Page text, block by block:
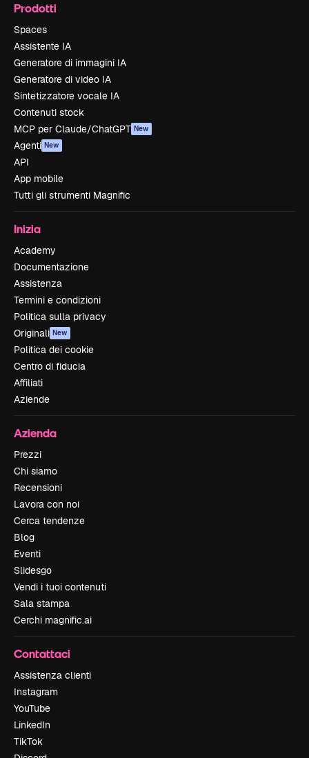
Prodotti
Spaces
Assistente IA
Generatore di immagini IA
Generatore di video IA
Sintetizzatore vocale IA
Contenuti stock
MCP per Claude/ChatGPT New
Agenti New
API
App mobile
Tutti gli strumenti Magnific
Inizia
Academy
Documentazione
Assistenza
Termini e condizioni
Politica sulla privacy
Originali New
Politica dei cookie
Centro di fiducia
Affiliati
Aziende
Azienda
Prezzi
Chi siamo
Recensioni
Lavora con noi
Cerca tendenze
Blog
Eventi
Slidesgo
Vendi i tuoi contenuti
Sala stampa
Cerchi magnific.ai
Contattaci
Assistenza clienti
Instagram
YouTube
LinkedIn
TikTok